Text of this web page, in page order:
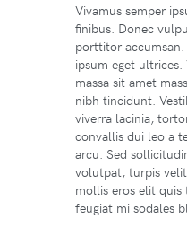
Vivamus semper
finibus. Donec
porttitor
ipsum eget
massa sit amet
nibh tincidunt.
viverra lacinia,
convallis dui leo a
arcu. Sed
volutpat, turpis
mollis eros elit
feugiat mi sodales